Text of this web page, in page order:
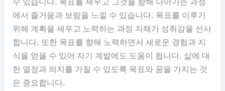
에서 즐거움과 보람을 느낄 수 있습니다. 목표를 이루기
위해 계획을 세우고 노력하는 과정 자체가 성취감을 선사
합니다. 또한 목표를 향해 노력하면서 새로운 경험과 지
식을 얻을 수 있어 자기 계발에도 도움이 됩니다. 삶에 대
한 열정과 의지를 가질 수 있도록 목표와 꿈을 가지는 것
은 중요합니다.